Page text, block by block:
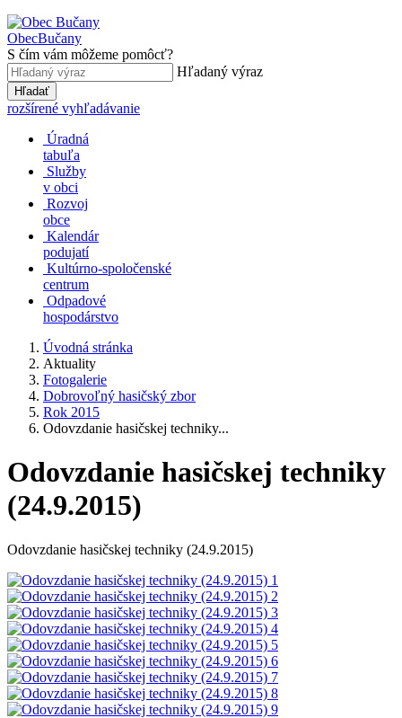
ObecBučany
S čím vám môžeme pomôcť?
Hľadaný výraz
Hľadať
rozšírené vyhľadávanie
Úradná
tabuľa
Služby
v obci
Rozvoj
obce
Kalendár
podujatí
Kultúrno-spoločenské
centrum
Odpadové
hospodárstvo
Úvodná stránka
Aktuality
Fotogalerie
Dobrovoľný hasičský zbor
Rok 2015
Odovzdanie hasičskej techniky...
Odovzdanie hasičskej techniky
(24.9.2015)
Odovzdanie hasičskej techniky (24.9.2015)